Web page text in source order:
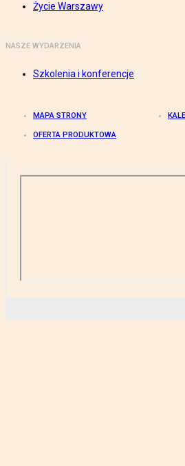
Życie Warszawy
NASZE WYDARZENIA
Szkolenia i konferencje
MAPA STRONY
OFERTA PRODUKTOWA